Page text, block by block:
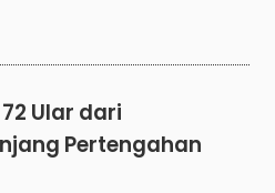
Ular dari
Pertengahan